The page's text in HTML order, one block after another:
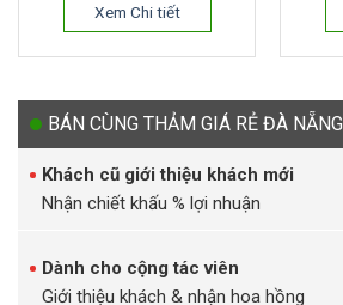
Xem Chi tiết
BÁN CÙNG THẢM GIÁ RẺ ĐÀ NẴNG
Khách cũ giới thiệu khách mới
Nhận chiết khấu % lợi nhuận
Dành cho cộng tác viên
Giới thiệu khách & nhận hoa hồng